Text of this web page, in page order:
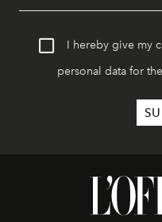
I hereby give my
personal data for